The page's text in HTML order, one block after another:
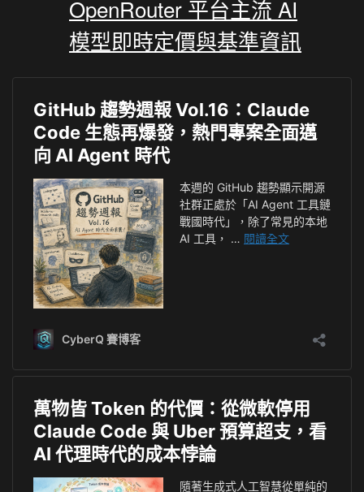
OpenRouter 平台主流 AI
模型即時定價與基準資訊